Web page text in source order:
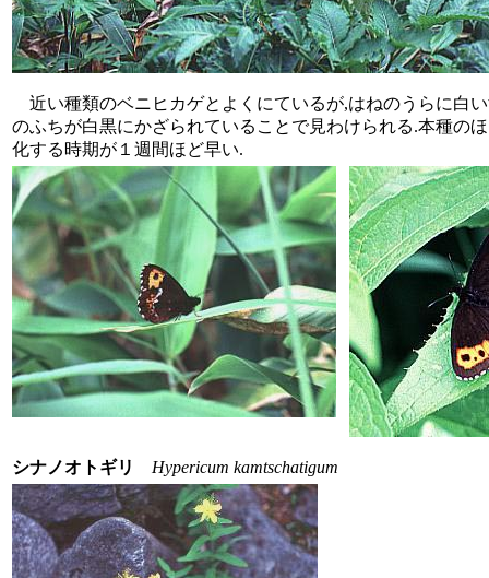
近い種類のベニヒカゲとよくにているが,はねのうらに白
のふちが白黒にかざられていることで見わけられる.本種の
化する時期が１週間ほど早い.
シナノオトギリ Hypericum kamtschatigum